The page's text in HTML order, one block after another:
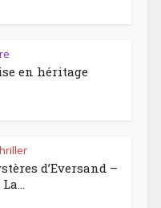
en héritage
d’Eversand –